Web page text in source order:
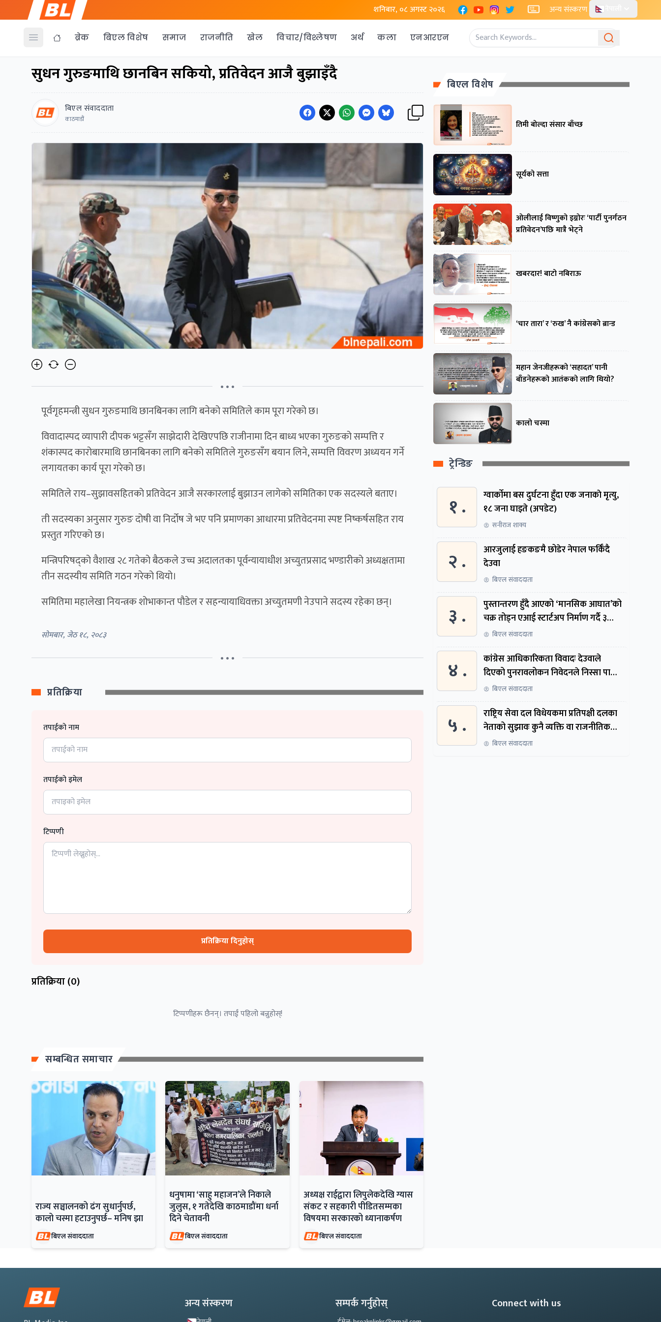
शनिबार, ०८ अगस्ट २०२६ FacebookYouTubeInstagram
X अन्य संस्करण
Open menu ब्रेक बिएल विशेष समाज राजनीति खेल विचार/विश्लेषण अर्थ कला एनआरएन
सुधन गुरुङमाथि छानबिन सकियो, प्रतिवेदन आजै बुझाइँदै
बिएल संवाददाता
काठमाडौं
• • •
पूर्वगृहमन्त्री सुधन गुरुङमाथि छानबिनका लागि बनेको समितिले काम पूरा गरेको छ।
विवादास्पद व्यापारी दीपक भट्टसँग साझेदारी देखिएपछि राजीनामा दिन बाध्य भएका गुरुङको सम्पत्ति र
शंकास्पद कारोबारमाथि छानबिनका लागि बनेको समितिले गुरुङसँग बयान लिने, सम्पत्ति विवरण अध्ययन गर्ने
लगायतका कार्य पूरा गरेको छ।
समितिले राय–सुझावसहितको प्रतिवेदन आजै सरकारलाई बुझाउन लागेको समितिका एक सदस्यले बताए।
ती सदस्यका अनुसार गुरुङ दोषी वा निर्दोष जे भए पनि प्रमाणका आधारमा प्रतिवेदनमा स्पष्ट निष्कर्षसहित राय
प्रस्तुत गरिएको छ।
मन्त्रिपरिषद्को वैशाख २८ गतेको बैठकले उच्च अदालतका पूर्वन्यायाधीश अच्युतप्रसाद भण्डारीको अध्यक्षतामा
तीन सदस्यीय समिति गठन गरेको थियो।
समितिमा महालेखा नियन्त्रक शोभाकान्त पौडेल र सहन्यायाधिवक्ता अच्युतमणी नेउपाने सदस्य रहेका छन्।
सोमबार, जेठ १८, २०८३
• • •
प्रतिक्रिया
तपाईको नाम
तपाईको इमेल
टिप्पणी
प्रतिक्रिया दिनुहोस्
प्रतिक्रिया (0)
टिप्पणीहरू छैनन्। तपाईं पहिलो बन्नुहोस्!
सम्बन्धित समाचार
राज्य सञ्चालनको ढंग सुधार्नुपर्छ,
कालो चस्मा हटाउनुपर्छ– मनिष झा
बिएल संवाददाता
धनुषामा ‘साहु महाजन’ले निकाले
जुलुस, १ गतेदेखि काठमाडौंमा धर्ना
दिने चेतावनी
बिएल संवाददाता
अध्यक्ष राईद्वारा लिपुलेकदेखि ग्यास
संकट र सहकारी पीडितसम्मका
विषयमा सरकारको ध्यानाकर्षण
बिएल संवाददाता
बिएल विशेष
तिमी बोल्दा संसार बाँच्छ
सूर्यको सत्ता
ओलीलाई विष्णुको इग्नोरः ‘पार्टी पुनर्गठन
प्रतिवेदन’पछि मात्रै भेट्ने
खबरदार! बाटो नबिराऊ
‘चार तारा’ र ‘रुख’ नै कांग्रेसको ब्रान्ड
महान जेनजीहरूको ‘सहादत’ पानी
बाँडनेहरूको आतंकको लागि थियो?
कालो चस्मा
ट्रेन्डिङ
१ .
ग्वार्काेमा बस दुर्घटना हुँदा एक जनाकाे मृत्यु,
१८ जना घाइते (अपडेट)
सनीराज शाक्य
२ .
आरजुलाई हङकङमै छोडेर नेपाल फर्किँदै
देउवा
बिएल संवाददाता
३ .
पुस्तान्तरण हुँदै आएको ‘मानसिक आघात’को
चक्र तोड्न एआई स्टार्टअप निर्माण गर्दै ३
नेपाली
बिएल संवाददाता
४ .
कांग्रेस आधिकारिकता विवादः देउवाले
दिएको पुनरावलोकन निवेदनले निस्सा पायो,
फेरि सुरुदेखि सुनुवाइ हुने
बिएल संवाददाता
५ .
राष्ट्रिय सेवा दल विधेयकमा प्रतिपक्षी दलका
नेताको सुझावः कुनै व्यक्ति वा राजनीतिक
नेतृत्वबाट निर्देशित हुने संस्था नबनोस्
बिएल संवाददाता
अन्य संस्करण सम्पर्क गर्नुहोस् Connect with us